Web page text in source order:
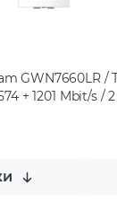
GWN7660LR /
+ 1201 Mbit/s /